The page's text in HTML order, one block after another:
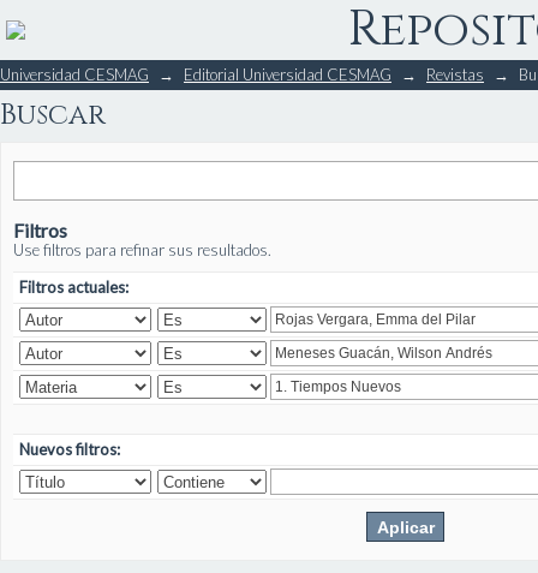
Buscar
Universidad CESMAG → Editorial Universidad CESMAG → Revistas →
Buscar
Filtros
Use filtros para refinar sus resultados.
Filtros actuales:
Nuevos filtros: